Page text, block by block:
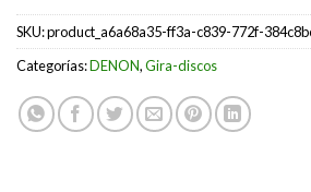
SKU:product_a6a68a35-ff3a-c839-772f-
Categorías:DENON,Gira-discos